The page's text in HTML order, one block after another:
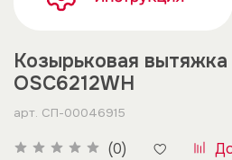
Козырьковая вытяжка
OSC6212WH
арт. СП-00046915
(0)